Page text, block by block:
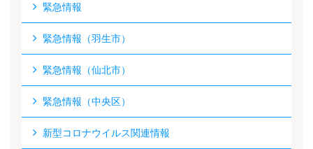
緊急情報
緊急情報（羽生市）
緊急情報（仙北市）
緊急情報（中央区）
新型コロナウイルス関連情報